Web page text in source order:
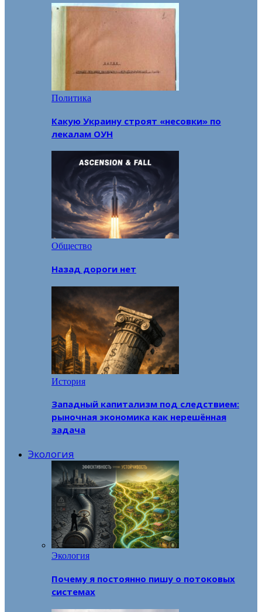
Политика
Какую Украину строят «несовки» по
лекалам ОУН
Общество
Назад дороги нет
История
Западный капитализм под следствием:
рыночная экономика как нерешённая
задача
Экология
Экология
Почему я постоянно пишу о потоковых
системах